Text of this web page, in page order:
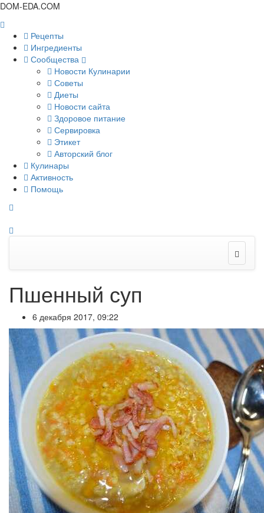
DOM-EDA.COM
Рецепты
Ингредиенты
Сообщества
Новости Кулинарии
Советы
Диеты
Новости сайта
Здоровое питание
Сервировка
Этикет
Авторский блог
Кулинары
Активность
Помощь
Пшенный суп
6 декабря 2017, 09:22